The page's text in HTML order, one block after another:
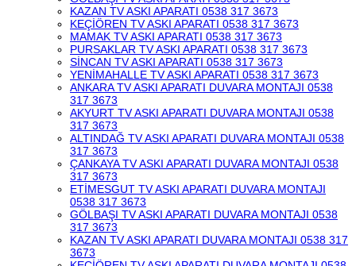
KAZAN TV ASKI APARATI 0538 317 3673
KEÇİÖREN TV ASKI APARATI 0538 317 3673
MAMAK TV ASKI APARATI 0538 317 3673
PURSAKLAR TV ASKI APARATI 0538 317 3673
SİNCAN TV ASKI APARATI 0538 317 3673
YENİMAHALLE TV ASKI APARATI 0538 317 3673
ANKARA TV ASKI APARATI DUVARA MONTAJI 0538
317 3673
AKYURT TV ASKI APARATI DUVARA MONTAJI 0538
317 3673
ALTINDAĞ TV ASKI APARATI DUVARA MONTAJI 0538
317 3673
ÇANKAYA TV ASKI APARATI DUVARA MONTAJI 0538
317 3673
ETİMESGUT TV ASKI APARATI DUVARA MONTAJI
0538 317 3673
GÖLBAŞI TV ASKI APARATI DUVARA MONTAJI 0538
317 3673
KAZAN TV ASKI APARATI DUVARA MONTAJI 0538 317
3673